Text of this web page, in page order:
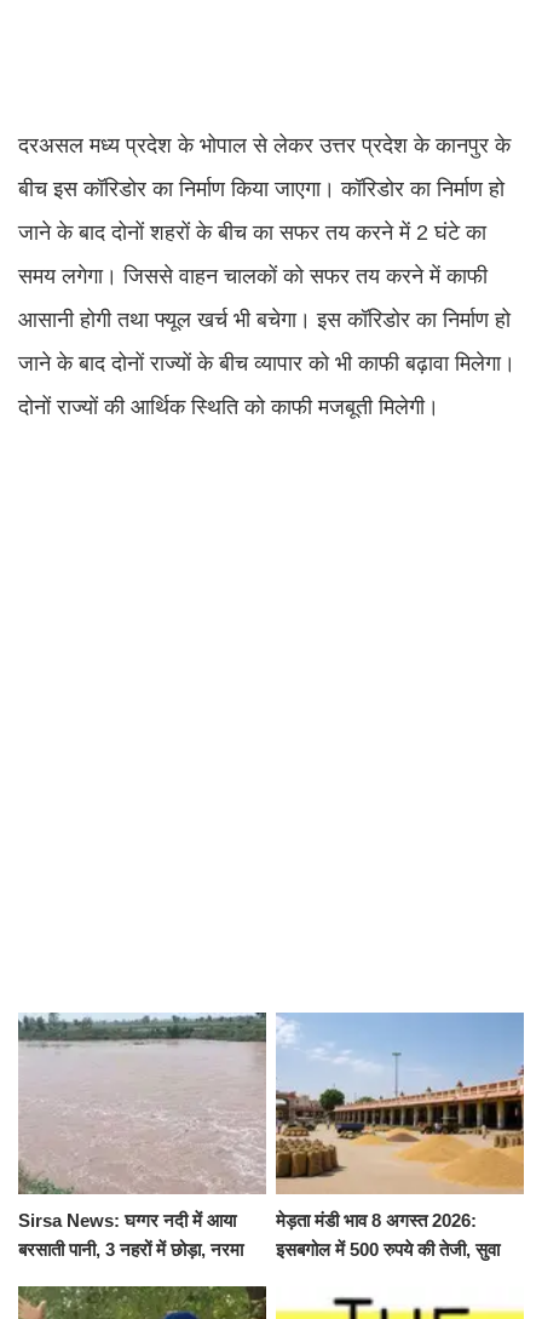
दरअसल मध्य प्रदेश के भोपाल से लेकर उत्तर प्रदेश के कानपुर के
बीच इस कॉरिडोर का निर्माण किया जाएगा। कॉरिडोर का निर्माण हो
जाने के बाद दोनों शहरों के बीच का सफर तय करने में 2 घंटे का
समय लगेगा। जिससे वाहन चालकों को सफर तय करने में काफी
आसानी होगी तथा फ्यूल खर्च भी बचेगा। इस कॉरिडोर का निर्माण हो
जाने के बाद दोनों राज्यों के बीच व्यापार को भी काफी बढ़ावा मिलेगा।
दोनों राज्यों की आर्थिक स्थिति को काफी मजबूती मिलेगी।
Sirsa News: घग्गर नदी में आया
बरसाती पानी, 3 नहरों में छोड़ा, नरमा
मेड़ता मंडी भाव 8 अगस्त 2026:
इसबगोल में 500 रुपये की तेजी, सुवा